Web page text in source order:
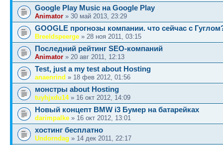
Google Play Music на Google Play
Animator » 30 май 2013, 23:29
GOOGLE прогнозы компании. что сейчас с
Breeldspeerge » 28 ноя 2011, 03:15
Последний рейтинг SEO-компаний
Animator » 20 авг 2011, 12:13
Test, just a my test about Hosting
anaenrind » 18 фев 2012, 01:56
монстры about Hosting
tuyhjxdu14» 16 окт 2012, 14:09
Новый концепт BMW i3 Бумер на батарейках
darimpalke » 16 окт 2012, 13:01
хостинг бесплатно
Undorndag » 14 дек 2011, 22:17